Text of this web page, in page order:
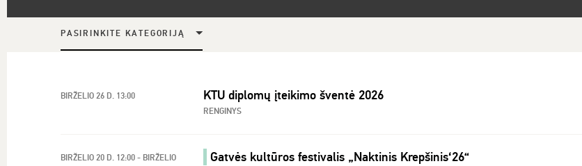
PASIRINKITE KATEGORIJĄ
BIRŽELIO 26 D. 13:00 KTU diplomų įteikimo šventė 2026
RENGINYS
BIRŽELIO 20 D. 12:00 - BIRŽELIO
Gatvės kultūros festivalis „Naktinis Krepšinis‘26“